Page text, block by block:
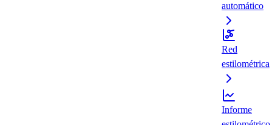
automático
Red
estilométrica
Informe